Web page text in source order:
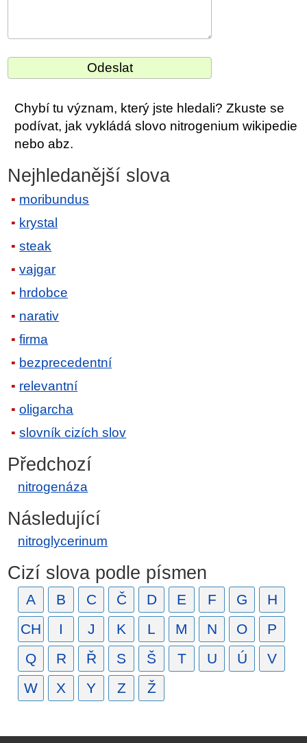
Chybí tu význam, který jste hledali? Zkuste se
podívat, jak vykládá slovo nitrogenium wikipedie
nebo abz.
Nejhledanější slova
moribundus
krystal
steak
vajgar
hrdobce
narativ
firma
bezprecedentní
relevantní
oligarcha
slovník cizích slov
Předchozí
nitrogenáza
Následující
nitroglycerinum
Cizí slova podle písmen
A B C Č D E F G
H
CH
I J K L M N O
P
Q
R Ř S Š T U Ú
V
W
X Y Z Ž